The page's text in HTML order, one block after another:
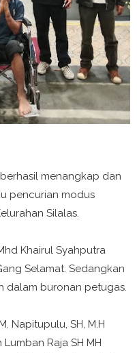
menangkap dan
pencurian modus
Silalas.
Khairul Syahputra
Selamat. Sedangkan
dalam buronan petugas.
Napitupulu, SH, M.H
Raja SH MH